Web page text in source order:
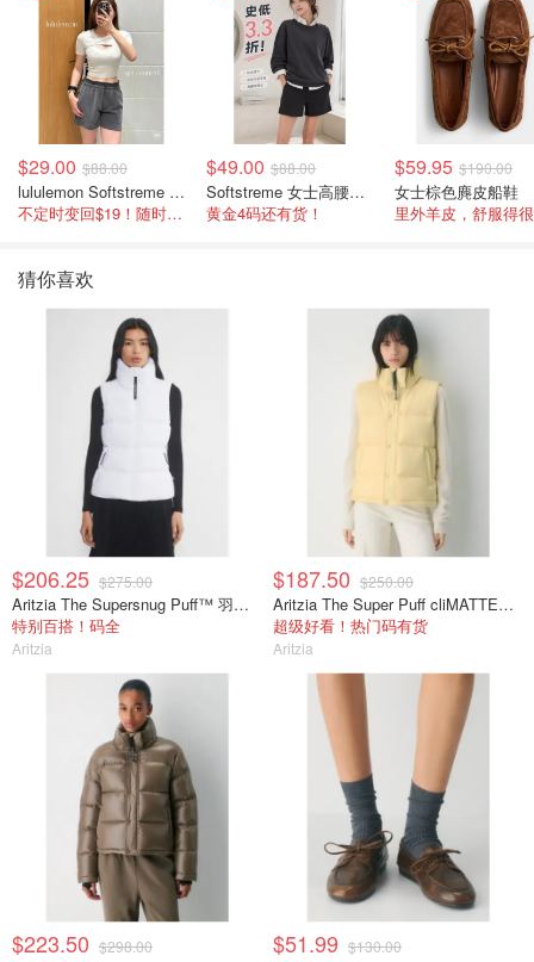
$29.00 $88.00
lululemon Softstreme 女士高腰短裤 10cm
不定时变回$19！随时点进来看
$49.00 $88.00
Softstreme 女士高腰短裤 4英寸
黄金4码还有货！
$59.95 $190.00
女士棕色麂皮船鞋
里外羊皮，舒服得很
猜你喜欢
$206.25 $275.00
Aritzia The Supersnug Puff™ 羽绒马甲
特别百搭！码全
Aritzia
$187.50 $250.00
Aritzia The Super Puff cliMATTE马甲
超级好看！热门码有货
Aritzia
$223.50 $298.00 $51.99 $130.00